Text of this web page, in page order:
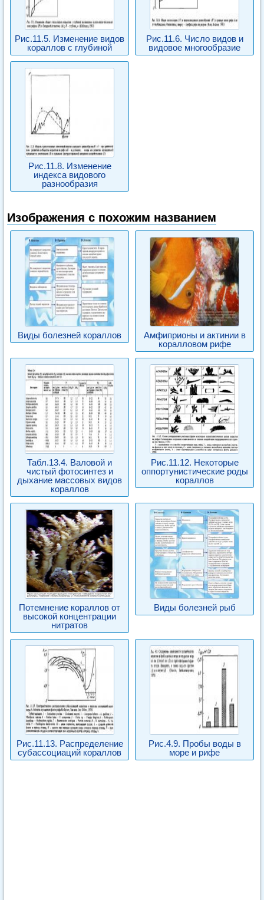
Рис.11.5. Изменение видов
кораллов с глубиной
Рис.11.6. Число видов и
видовое многообразие
Рис.11.8. Изменение
индекса видового
разнообразия
Изображения с похожим названием
Виды болезней кораллов
Амфиприоны и актинии в
коралловом рифе
Табл.13.4. Валовой и
чистый фотосинтез и
дыхание массовых видов
кораллов
Рис.11.12. Некоторые
оппортунистические роды
кораллов
Потемнение кораллов от
высокой концентрации
нитратов
Виды болезней рыб
Рис.11.13. Распределение
субассоциаций кораллов
Рис.4.9. Пробы воды в
море и рифе